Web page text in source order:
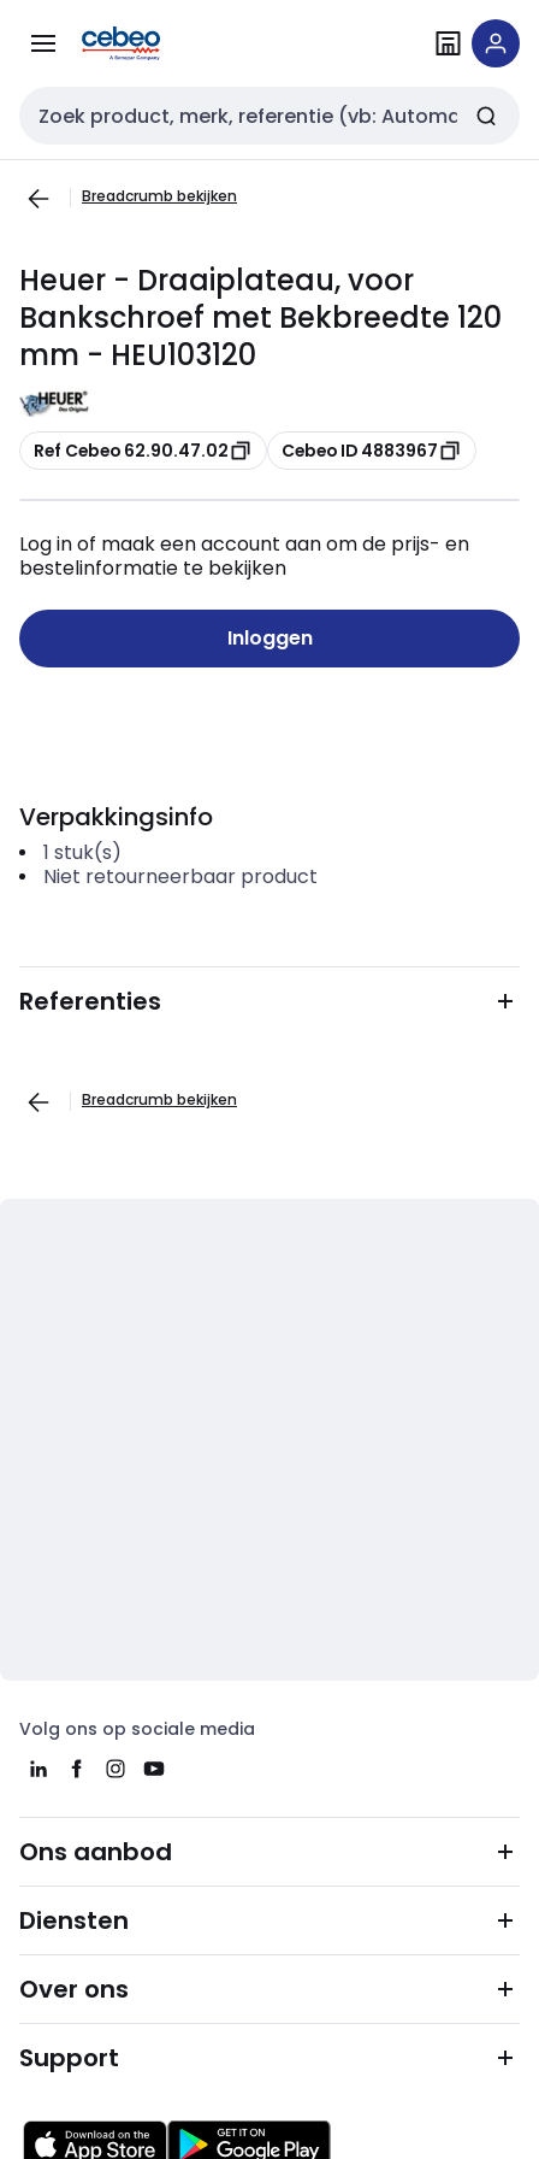
naar
naar
Zoekveld invoer
Breadcrumb bekijken
Heuer - Draaiplateau, voor
Bankschroef met Bekbreedte 120
mm - HEU103120
Kopiëren
Ref Cebeo 62.90.47.02 Kopiëren
Cebeo ID 4883967
Log in of maak een account aan om de prijs- en
bestelinformatie te bekijken
Inloggen
Verpakkingsinfo
1 stuk(s)
Niet retourneerbaar product
Referenties
Breadcrumb bekijken
Volg ons op sociale media
Ons aanbod
Diensten
Over ons
Support